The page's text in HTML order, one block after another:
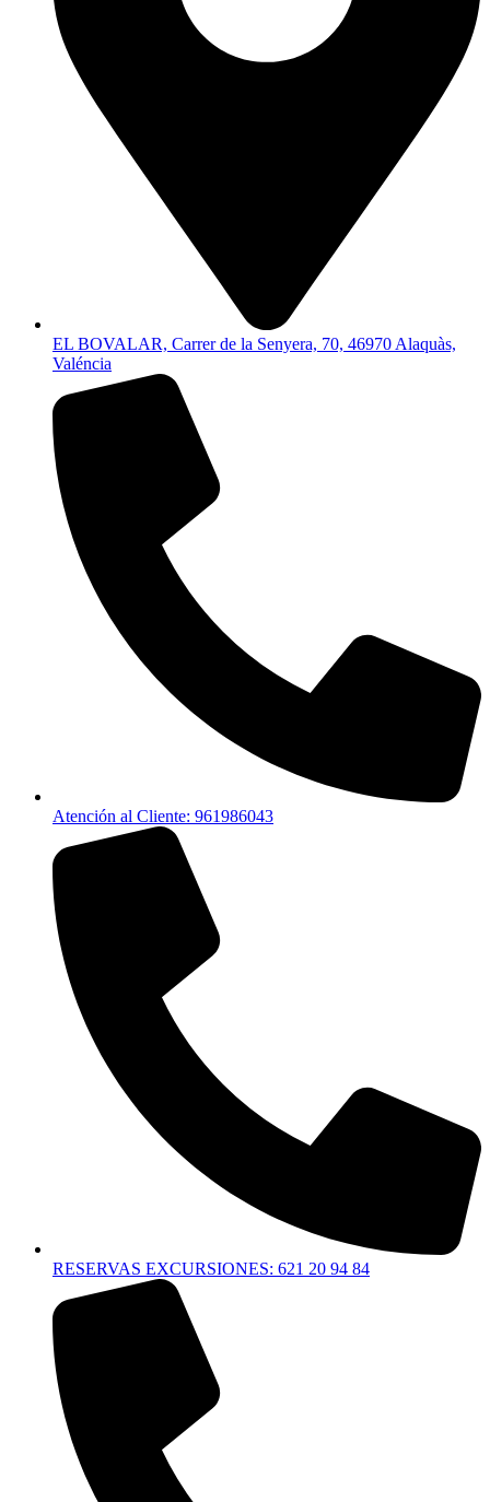
EL BOVALAR, Carrer de la Senyera, 70, 46970 Alaquàs,
Valéncia
Atención al Cliente: 961986043
RESERVAS EXCURSIONES: 621 20 94 84